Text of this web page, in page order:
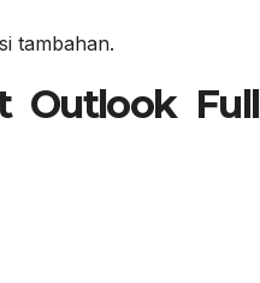
tambahan.
Outlook Full